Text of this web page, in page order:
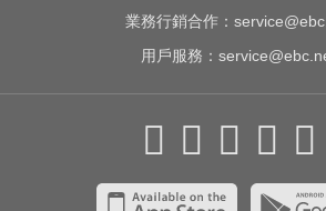
業務行銷合作：
用戶服務：